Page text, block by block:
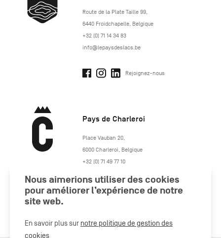
http://www.lepaysdeslacs.be/
Route de la Plate Taille 99,
6440 Froidchapelle, Belgique
+32 (0) 71 14 34 83
info@lepaysdeslacs.be
Rejoignez-nous
Pays de Charleroi
https://www.paysdecharleroi.be/
Place Vauban 20,
6000 Charleroi Belgique
+32 (0) 71 49 77 10
Nous aimerions utiliser des cookies
pour améliorer l’expérience de notre
site web.
En savoir plus sur notre politique de gestion des
cookies